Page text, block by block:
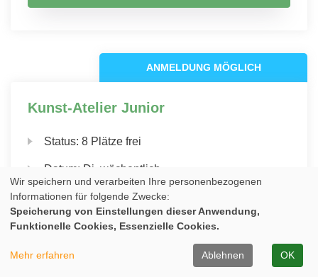
ANMELDUNG MÖGLICH
Kunst-Atelier Junior
Status:8 Plätze frei
Datum: Di, wöchentlich,
Uhrzeit:17:00 - 18:30 Uhr
Ort:1.07 AT1
Kursgebühr:
43,00€/Monat f. Kinder
28,00€/Monat f. Kinder mit BuT
Wir speichern und verarbeiten Ihre personenbezogenen
Informationen für folgende Zwecke:
Speicherung von Einstellungen dieser Anwendung,
Funktionelle Cookies, Essenzielle Cookies.
Mehr erfahren Ablehnen OK